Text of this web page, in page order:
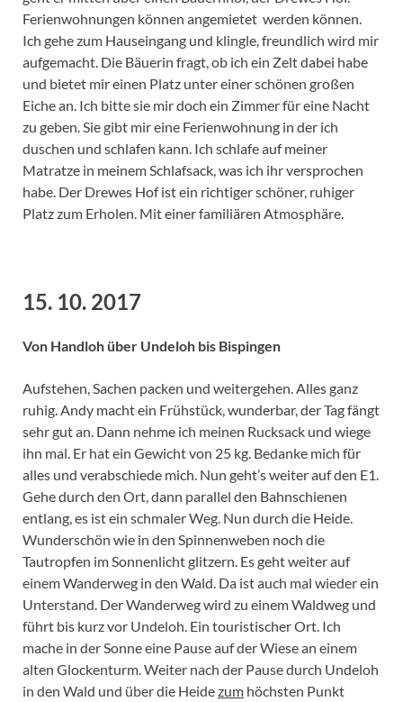
Ferienwohnungen können angemietet werden können.
Ich gehe zum Hauseingang und klingle, freundlich wird mir
aufgemacht. Die Bäuerin fragt, ob ich ein Zelt dabei habe
und bietet mir einen Platz unter einer schönen großen
Eiche an. Ich bitte sie mir doch ein Zimmer für eine Nacht
zu geben. Sie gibt mir eine Ferienwohnung in der ich
duschen und schlafen kann. Ich schlafe auf meiner
Matratze in meinem Schlafsack, was ich ihr versprochen
habe. Der Drewes Hof ist ein richtiger schöner, ruhiger
Platz zum Erholen. Mit einer familiären Atmosphäre.
15. 10. 2017
Von Handloh über Undeloh bis Bispingen
Aufstehen, Sachen packen und weitergehen. Alles ganz
ruhig. Andy macht ein Frühstück, wunderbar, der Tag fängt
sehr gut an. Dann nehme ich meinen Rucksack und wiege
ihn mal. Er hat ein Gewicht von 25 kg. Bedanke mich für
alles und verabschiede mich. Nun geht’s weiter auf den E1.
Gehe durch den Ort, dann parallel den Bahnschienen
entlang, es ist ein schmaler Weg. Nun durch die Heide.
Wunderschön wie in den Spinnenweben noch die
Tautropfen im Sonnenlicht glitzern. Es geht weiter auf
einem Wanderweg in den Wald. Da ist auch mal wieder ein
Unterstand. Der Wanderweg wird zu einem Waldweg und
führt bis kurz vor Undeloh. Ein touristischer Ort. Ich
mache in der Sonne eine Pause auf der Wiese an einem
alten Glockenturm. Weiter nach der Pause durch Undeloh
in den Wald und über die Heidezum höchsten Punkt